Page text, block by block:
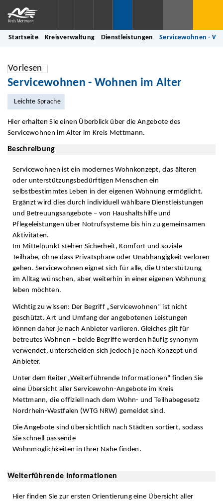
Startseite Kreisverwaltung Dienstleistungen Servicewohnen -
Vorlesen
Servicewohnen - Wohnen im Alter
Leichte Sprache
Hier erhalten Sie einen Überblick über die Angebote des
Servicewohnen im Alter im Kreis Mettmann.
Beschreibung
Servicewohnen ist ein modernes Wohnkonzept, das älteren
oder unterstützungsbedürftigen Menschen ein
selbstbestimmtes Leben in der eigenen Wohnung ermöglicht.
Ergänzt wird dies durch individuell wählbare Dienstleistungen
und Betreuungsangebote – von Haushaltshilfe und
Pflegeleistungen über Notrufsysteme bis hin zu gemeinsamen
Aktivitäten.
Im Mittelpunkt stehen Sicherheit, Komfort und soziale
Teilhabe, ohne dass Privatsphäre oder Unabhängigkeit verloren
gehen. Servicewohnen eignet sich für alle, die Unterstützung
im Alltag wünschen, aber weiterhin in einer eigenen Wohnung
leben möchten.
Wichtig zu wissen: Der Begriff „Servicewohnen“ ist nicht
geschützt. Art und Umfang der angebotenen Leistungen
können daher je nach Anbieter variieren. Gleiches gilt für
betreutes Wohnen – beide Begriffe werden häufig synonym
verwendet, unterscheiden sich jedoch je nach Konzept und
Anbieter.
Unter dem Reiter „Weiterführende Informationen“ finden Sie
eine Übersicht aller Servicewohn-Angebote im Kreis
Mettmann, die offiziell nach dem Wohn- und Teilhabegesetz
Nordrhein-Westfalen (WTG NRW) gemeldet sind.
Die Angebote sind übersichtlich nach Städten sortiert, sodass
Sie schnell passende
Wohnmöglichkeiten in Ihrer Nähe finden.
Weiterführende Informationen
Hier finden Sie zur ersten Orientierung eine Übersicht aller